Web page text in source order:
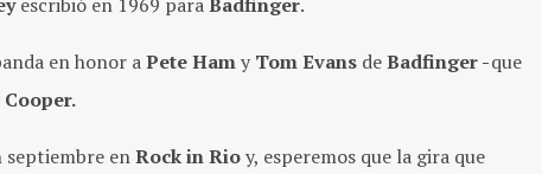
en honor aPete Hamy Tom Evans deBadfinger -que
Cooper.
septiembre enRock in Rioy, esperemos que la gira que